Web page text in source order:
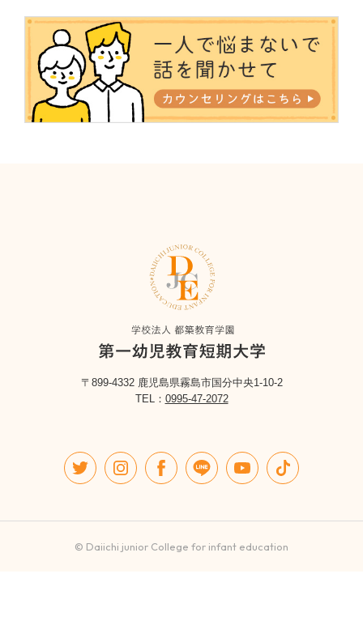
〒899-4332 鹿児島県霧島市国分中央1-10-2
TEL： 0995-47-2072
© Daiichi junior College for infant education